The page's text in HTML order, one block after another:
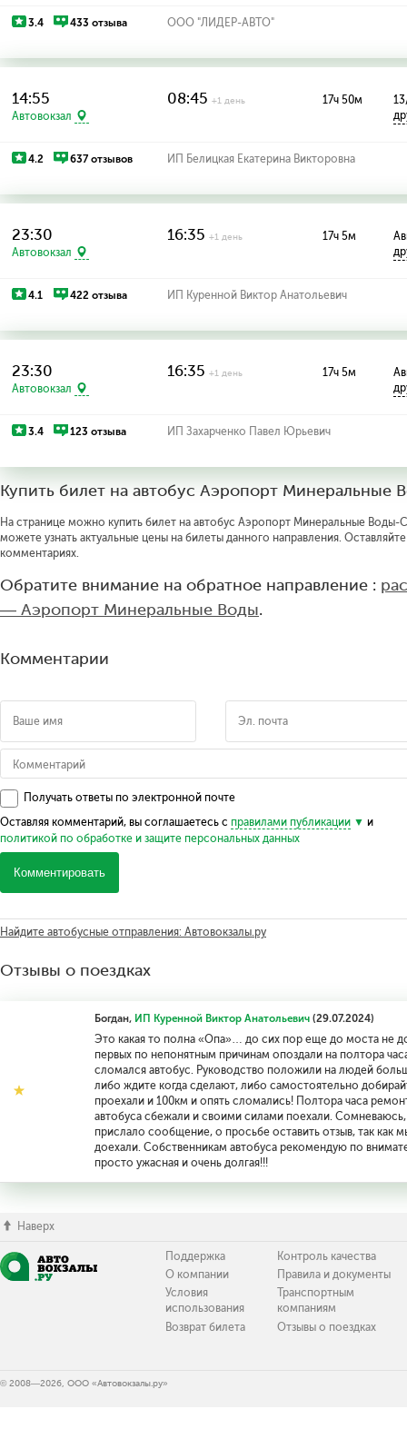
3.4 433 отзыва ООО "ЛИДЕР-АВТО"
14:55
Автовокзал
08:45+1 день 17ч 50м
4.2 637 отзывов ИП Белицкая Екатерина Викторовна
23:30
Автовокзал
16:35+1 день 17ч 5м
4.1 422 отзыва ИП Куренной Виктор Анатольевич
23:30
Автовокзал
16:35+1 день 17ч 5м
3.4 123 отзыва ИП Захарченко Павел Юрьевич
Купить билет на автобус Аэропорт
На странице можно купить билет на автобус Аэропорт Минеральные
можете узнать актуальные цены на билеты данного направления.
комментариях.
Обратите внимание на обратное направление :
— Аэропорт Минеральные Воды.
Комментарии
Получать ответы по электронной почте
Оставляя комментарий, вы соглашаетесь с правилами публикации
и
политикой по обработке и защите персональных данных
Комментировать
Найдите автобусные отправления: Автовокзалы.ру
Отзывы о поездках
Богдан, ИП Куренной Виктор Анатольевич(29.07.2024)
Это какая то полна «Опа»… до сих пор еще до моста не
первых по непонятным причинам опоздали на полтора
сломался автобус. Руководство положили на людей
либо ждите когда сделают, либо самостоятельно
проехали и 100км и опять сломались! Полтора часа
автобуса сбежали и своими силами поехали.
прислало сообщение, о просьбе оставить отзыв, так
доехали. Собственникам автобуса рекомендую по
просто ужасная и очень долгая!!!
Наверх
Поддержка
О компании
Условия
использования
Возврат билета
Контроль качества
Правила и документы
Транспортным
компаниям
Отзывы о поездках
© 2008—2026, ООО «Автовокзалы.ру»